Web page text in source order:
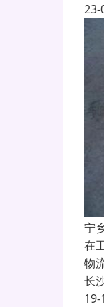
23-
宁
在
物
长
19-